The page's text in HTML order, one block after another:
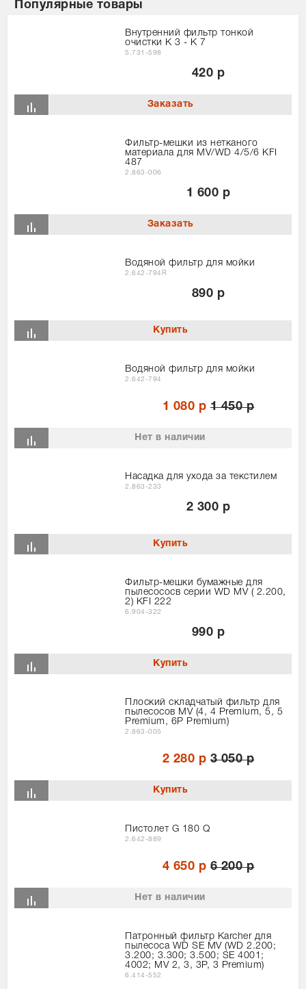
Популярные товары
Внутренний фильтр тонкой
очистки K 3 - K 7
5.731-598
420 р
Фильтр-мешки из нетканого
материала для MV/WD 4/5/6 KFI
487
2.863-006
1 600 р
Водяной фильтр для мойки
2.642-794R
890 р
Водяной фильтр для мойки
2.642-794
1 080 р 1 450 р
Нет в наличии
Насадка для ухода за текстилем
2.863-233
2 300 р
Фильтр-мешки бумажные для
пылесососв серии WD MV ( 2.200,
2) KFI 222
6.904-322
990 р
Плоский складчатый фильтр для
пылесосов MV (4, 4 Premium, 5, 5
Premium, 6P Premium)
2.863-005
2 280 р 3 050 р
Пистолет G 180 Q
2.642-889
4 650 р 6 200 р
Нет в наличии
Патронный фильтр Karcher для
пылесоса WD SE MV (WD 2.200;
3.200; 3.300; 3.500; SE 4001;
4002; MV 2, 3, 3P, 3 Premium)
6.414-552